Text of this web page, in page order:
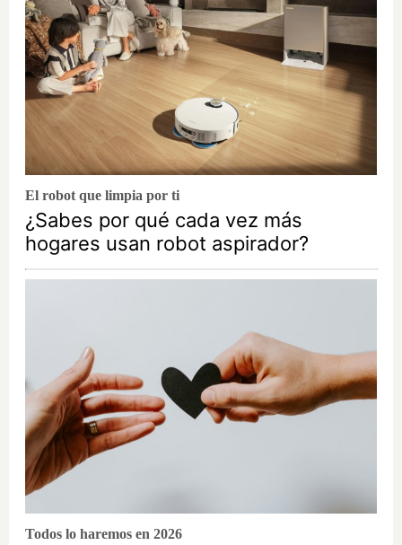
El robot que limpia por ti
¿Sabes por qué cada vez más
hogares usan robot aspirador?
Todos lo haremos en 2026